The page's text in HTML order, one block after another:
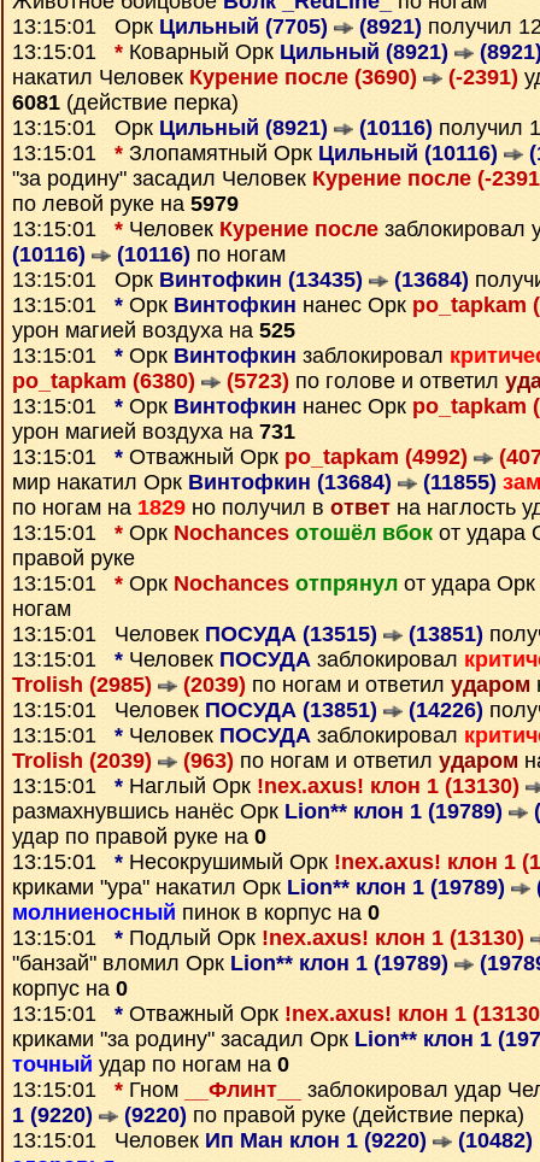
13:15:01 Орк Цильный (7705) (8921) получил
13:15:01 * Коварный Орк Цильный (8921)
накатил Человек Курение после (3690) (-2391)
6081 (действие перка)
13:15:01 Орк Цильный (8921) (10116) получил
13:15:01 * Злопамятный Орк Цильный (10116)
"за родину" засадил Человек Курение после (-
по левой руке на 5979
13:15:01 * Человек Курение после заблокировал
(10116)
(10116) по ногам
13:15:01 Орк Винтофкин (13435) (13684)
13:15:01 * Орк Винтофкин нанес Орк po_tapkam
урон магией воздуха на 525
13:15:01 * Орк Винтофкин заблокировал
po_tapkam (6380)
(5723) по голове и ответил
13:15:01 * Орк Винтофкин нанес Орк po_tapkam
урон магией воздуха на 731
13:15:01 * Отважный Орк po_tapkam (4992)
мир накатил Орк Винтофкин (13684) (11855)
по ногам на 1829 но получил в ответ на наглость
13:15:01 * Орк Nochances отошёл вбок от удара
правой руке
13:15:01 * Орк Nochances отпрянул от удара Орк
ногам
13:15:01 Человек ПОСУДА (13515) (13851)
13:15:01 * Человек ПОСУДА заблокировал
Trolish (2985)
(2039) по ногам и ответил ударом
13:15:01 Человек ПОСУДА (13851) (14226)
13:15:01 * Человек ПОСУДА заблокировал
Trolish (2039)
(963) по ногам и ответил ударом
13:15:01 * Наглый Орк !nex.axus! клон 1 (13130)
размахнувшись нанёс Орк Lion** клон 1 (19789)
удар по правой руке на 0
13:15:01 * Несокрушимый Орк !nex.axus! клон 1
криками "ура" накатил Орк Lion** клон 1 (19789)
молниеносный пинок в корпус на 0
13:15:01 * Подлый Орк !nex.axus! клон 1 (13130)
"банзай" вломил Орк Lion** клон 1 (19789)
корпус на 0
13:15:01 * Отважный Орк !nex.axus! клон 1
криками "за родину" засадил Орк Lion** клон 1
точный удар по ногам на 0
13:15:01 * Гном __Флинт__
заблокировал удар
1 (9220)
(9220) по правой руке (действие перка)
13:15:01 Человек Ип Ман клон 1 (9220) (10482)